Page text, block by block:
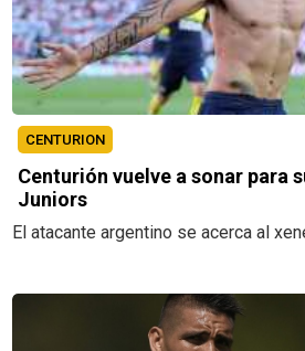
CENTURION
Centurión vuelve a sonar para
Juniors
El atacante argentino se acerca al